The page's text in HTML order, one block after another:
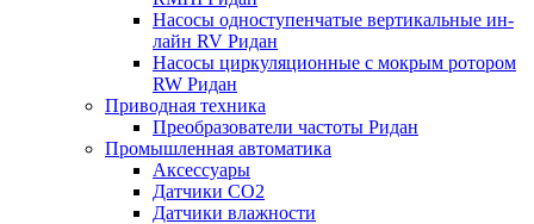
Насосы одноступенчатые вертикальные ин-
лайн RV Ридан
Насосы циркуляционные с мокрым ротором
RW Ридан
Приводная техника
Преобразователи частоты Ридан
Промышленная автоматика
Аксессуары
Датчики CO2
Датчики влажности